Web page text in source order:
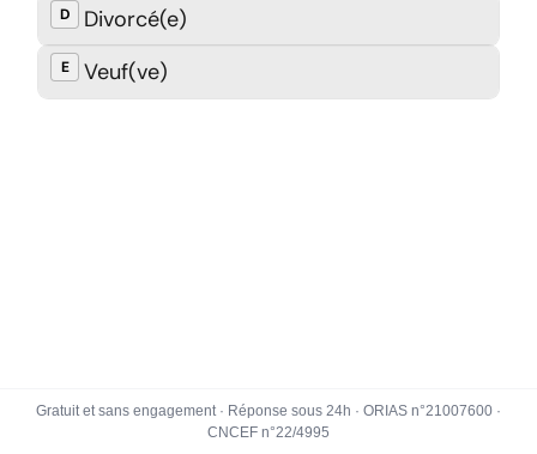
Gratuit et sans engagement · Réponse sous 24h · ORIAS n°21007600 ·
CNCEF n°22/4995